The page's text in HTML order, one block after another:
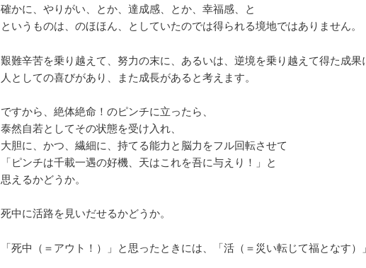
確かに、やりがい、とか、達成感、とか、幸福感、と
というものは、のほほん、としていたのでは得られる境地ではありません。
艱難辛苦を乗り越えて、努力の末に、あるいは、逆境を乗り越えて得た成果
人としての喜びがあり、また成長があると考えます。
ですから、絶体絶命！のピンチに立ったら、
泰然自若としてその状態を受け入れ、
大胆に、かつ、繊細に、持てる能力と脳力をフル回転させて
「ピンチは千載一遇の好機、天はこれを吾に与えり！」と
思えるかどうか。
死中に活路を見いだせるかどうか。
「死中（＝アウト！）」と思ったときには、「活（＝災い転じて福となす）